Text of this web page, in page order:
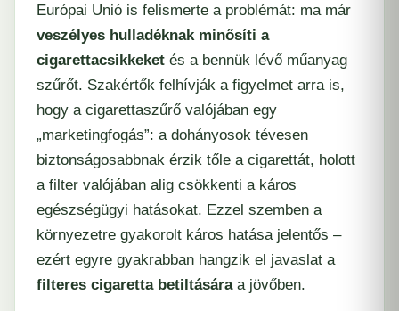
Európai Unió is felismerte a problémát: ma már
veszélyes hulladéknak minősíti a
cigarettacsikkeket és a bennük lévő műanyag
szűrőt. Szakértők felhívják a figyelmet arra is,
hogy a cigarettaszűrő valójában egy
„marketingfogás”: a dohányosok tévesen
biztonságosabbnak érzik tőle a cigarettát, holott
a filter valójában alig csökkenti a káros
egészségügyi hatásokat. Ezzel szemben a
környezetre gyakorolt káros hatása jelentős –
ezért egyre gyakrabban hangzik el javaslat a
filteres cigaretta betiltásáraa jövőben.